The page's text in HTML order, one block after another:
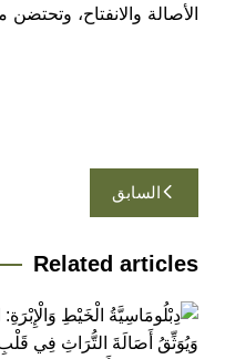
الأصالة والانفتاح،
تصفّح
المقالات
السابق
Related articles